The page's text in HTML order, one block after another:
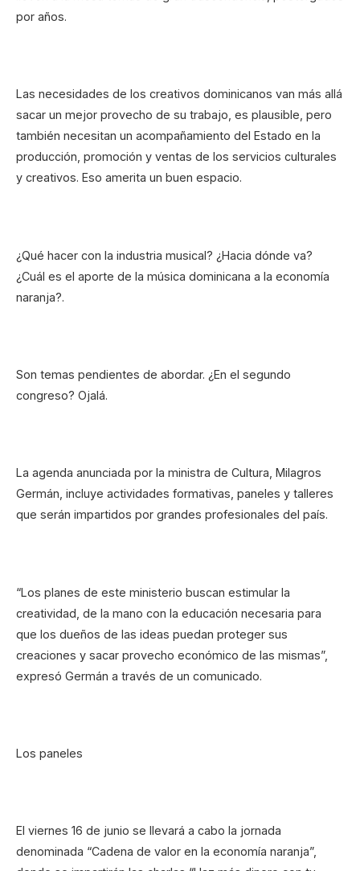
por años.
Las necesidades de los creativos dominicanos van más allá
sacar un mejor provecho de su trabajo, es plausible, pero
también necesitan un acompañamiento del Estado en la
producción, promoción y ventas de los servicios culturales
y creativos. Eso amerita un buen espacio.
¿Qué hacer con la industria musical? ¿Hacia dónde va?
¿Cuál es el aporte de la música dominicana a la economía
naranja?.
Son temas pendientes de abordar. ¿En el segundo
congreso? Ojalá.
La agenda anunciada por la ministra de Cultura, Milagros
Germán, incluye actividades formativas, paneles y talleres
que serán impartidos por grandes profesionales del país.
“Los planes de este ministerio buscan estimular la
creatividad, de la mano con la educación necesaria para
que los dueños de las ideas puedan proteger sus
creaciones y sacar provecho económico de las mismas”,
expresó Germán a través de un comunicado.
Los paneles
El viernes 16 de junio se llevará a cabo la jornada
denominada “Cadena de valor en la economía naranja”,